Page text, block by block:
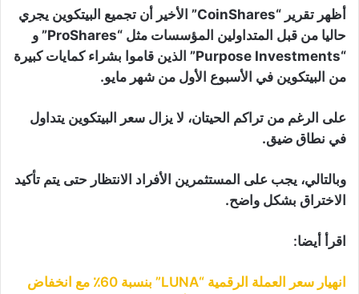
أظهر تقرير “CoinShares” الأخير أن تجميع البيتكوين يجري
حاليا من قبل المتداولين المؤسسات مثل “ProShares” و
“Purpose Investments” الذين قاموا بشراء كمايات كبيرة
من البيتكوين في الأسبوع الأول من شهر مايو.
على الرغم من تراكم الحيتان، لا يزال سعر البيتكوين يتداول
في نطاق ضيق.
وبالتالي، يجب على المستثمرين الأفراد الانتظار حتى يتم تأكيد
الاختراق بشكل واضح.
اقرأ أيضا:
انهيار سعر العملة الرقمية “LUNA” بنسبة 60٪ مع انخفاض